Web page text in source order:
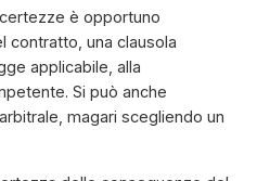
è opportuno
contratto, una clausola
applicabile, alla
Si può anche
magari scegliendo un